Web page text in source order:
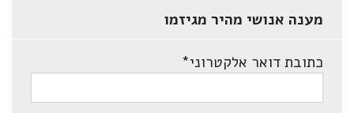
מענה אנושי מהיר מגיזמו
כתובת דואר אלקטרוני*